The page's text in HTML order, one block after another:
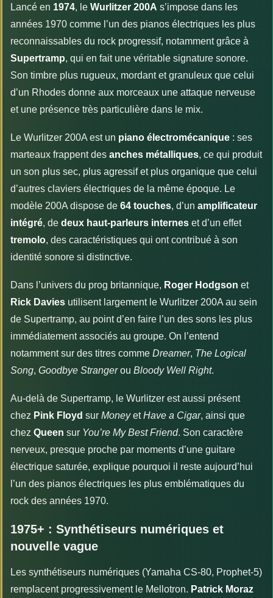
Lancé en 1974, le Wurlitzer 200A s’impose dans les
années 1970 comme l’un des pianos électriques les plus
reconnaissables du rock progressif, notamment grâce à
Supertramp, qui en fait une véritable signature sonore.
Son timbre plus rugueux, mordant et granuleux que celui
d’un Rhodes donne aux morceaux une attaque nerveuse
et une présence très particulière dans le mix.
Le Wurlitzer 200A est un piano électromécanique : ses
marteaux frappent des anches métalliques, ce qui produit
un son plus sec, plus agressif et plus organique que celui
d’autres claviers électriques de la même époque. Le
modèle 200A dispose de 64 touches, d’un amplificateur
intégré, de deux haut-parleurs internes et d’un effet
tremolo, des caractéristiques qui ont contribué à son
identité sonore si distinctive.
Dans l’univers du prog britannique, Roger Hodgson et
Rick Davies utilisent largement le Wurlitzer 200A au sein
de Supertramp, au point d’en faire l’un des sons les plus
immédiatement associés au groupe. On l’entend
notamment sur des titres comme Dreamer, The Logical
Song, Goodbye Strangerou Bloody Well Right.
Au-delà de Supertramp, le Wurlitzer est aussi présent
chez Pink Floyd sur MoneyetHave a Cigar, ainsi que
chez Queen sur You’re My Best Friend. Son caractère
nerveux, presque proche par moments d’une guitare
électrique saturée, explique pourquoi il reste aujourd’hui
l’un des pianos électriques les plus emblématiques du
rock des années 1970.
1975+ : Synthétiseurs numériques et
nouvelle vague
Les synthétiseurs numériques (Yamaha CS-80, Prophet-5)
remplacent progressivement le Mellotron. Patrick Moraz